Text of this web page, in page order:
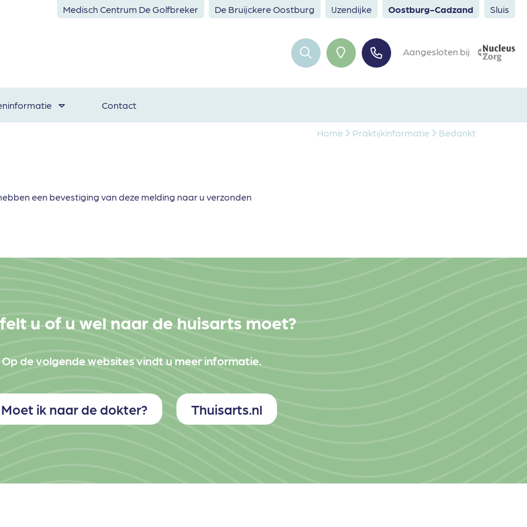
Medisch Centrum De Golfbreker De Bruijckere Oostburg IJzendijke Oostburg-Cadzand Sluis
Aangesloten bij
Contact
Home Praktijkinformatie Bedankt
een bevestiging van deze melding naar u verzonden
u of u wel naar de huisarts moet?
Op de volgende websites vindt u meer informatie.
Moet ik naar de dokter? Thuisarts.nl